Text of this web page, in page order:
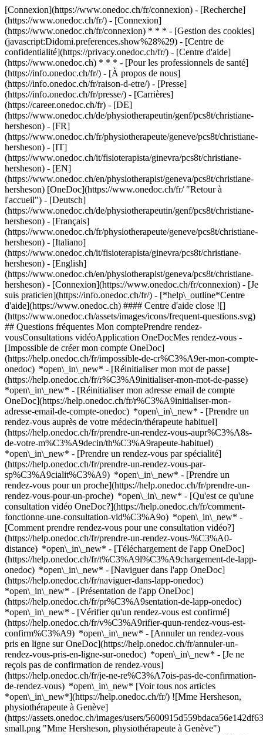
[Connexion](https://www.onedoc.ch/fr/connexion) - [Recherche]
(https://www.onedoc.ch/fr/) - [Connexion]
(https://www.onedoc.ch/fr/connexion) * * * - [Gestion des cookies]
(javascript:Didomi.preferences.show%28%29) - [Centre de
confidentialité](https://privacy.onedoc.ch/fr/) - [Centre d'aide]
(https://www.onedoc.ch) * * * - [Pour les professionnels de santé]
(https://info.onedoc.ch/fr/) - [À propos de nous]
(https://info.onedoc.ch/fr/raison-d-etre/) - [Presse]
(https://info.onedoc.ch/fr/presse/) - [Carrières]
(https://career.onedoc.ch/fr) - [DE]
(https://www.onedoc.ch/de/physiotherapeutin/genf/pcs8t/christiane-
hersheson) - [FR]
(https://www.onedoc.ch/fr/physiotherapeute/geneve/pcs8t/christiane-
hersheson) - [IT]
(https://www.onedoc.ch/it/fisioterapista/ginevra/pcs8t/christiane-
hersheson) - [EN]
(https://www.onedoc.ch/en/physiotherapist/geneva/pcs8t/christiane-
hersheson) [OneDoc](https://www.onedoc.ch/fr/ "Retour à
l'accueil") - [Deutsch]
(https://www.onedoc.ch/de/physiotherapeutin/genf/pcs8t/christiane-
hersheson) - [Français]
(https://www.onedoc.ch/fr/physiotherapeute/geneve/pcs8t/christiane-
hersheson) - [Italiano]
(https://www.onedoc.ch/it/fisioterapista/ginevra/pcs8t/christiane-
hersheson) - [English]
(https://www.onedoc.ch/en/physiotherapist/geneva/pcs8t/christiane-
hersheson) - [Connexion](https://www.onedoc.ch/fr/connexion) - [Je
suis praticien](https://info.onedoc.ch/fr/) - [*help\_outline*Centre
d'aide](https://www.onedoc.ch) #### Centre d'aide close ![]
(https://www.onedoc.ch/assets/images/icons/frequent-questions.svg)
## Questions fréquentes Mon comptePrendre rendez-
vousConsultations vidéoApplication OneDocMes rendez-vous -
[Impossible de créer mon compte OneDoc]
(https://help.onedoc.ch/fr/impossible-de-cr%C3%A9er-mon-compte-
onedoc) *open\_in\_new* - [Réinitialiser mon mot de passe]
(https://help.onedoc.ch/fr/r%C3%A9initialiser-mon-mot-de-passe)
*open\_in\_new* - [Réinitialiser mon adresse email de compte
OneDoc](https://help.onedoc.ch/fr/r%C3%A9initialiser-mon-
adresse-email-de-compte-onedoc) *open\_in\_new* - [Prendre un
rendez-vous auprès de votre médecin/thérapeute habituel]
(https://help.onedoc.ch/fr/prendre-un-rendez-vous-aupr%C3%A8s-
de-votre-m%C3%A9decin/th%C3%A9rapeute-habituel)
*open\_in\_new* - [Prendre un rendez-vous par spécialité]
(https://help.onedoc.ch/fr/prendre-un-rendez-vous-par-
sp%C3%A9cialit%C3%A9) *open\_in\_new* - [Prendre un
rendez-vous pour un proche](https://help.onedoc.ch/fr/prendre-un-
rendez-vous-pour-un-proche) *open\_in\_new* - [Qu'est ce qu'une
consultation vidéo OneDoc?](https://help.onedoc.ch/fr/comment-
fonctionne-une-consultation-vid%C3%A9o) *open\_in\_new* -
[Comment prendre rendez-vous pour une consultation vidéo?]
(https://help.onedoc.ch/fr/prendre-un-rendez-vous-%C3%A0-
distance) *open\_in\_new* - [Téléchargement de l'app OneDoc]
(https://help.onedoc.ch/fr/t%C3%A9l%C3%A9chargement-de-lapp-
onedoc) *open\_in\_new* - [Naviguer dans l'app OneDoc]
(https://help.onedoc.ch/fr/naviguer-dans-lapp-onedoc)
*open\_in\_new* - [Présentation de l'app OneDoc]
(https://help.onedoc.ch/fr/pr%C3%A9sentation-de-lapp-onedoc)
*open\_in\_new* - [Vérifier qu'un rendez-vous est confirmé]
(https://help.onedoc.ch/fr/v%C3%A9rifier-quun-rendez-vous-est-
confirm%C3%A9) *open\_in\_new* - [Annuler un rendez-vous
pris en ligne sur OneDoc](https://help.onedoc.ch/fr/annuler-un-
rendez-vous-pris-en-ligne-sur-onedoc) *open\_in\_new* - [Je ne
reçois pas de confirmation de rendez-vous]
(https://help.onedoc.ch/fr/je-ne-re%C3%A7ois-pas-de-confirmation-
de-rendez-vous) *open\_in\_new* [Voir tous nos articles
*open\_in\_new*](https://help.onedoc.ch/fr/) ![Mme Hersheson,
physiothérapeute à Genève]
(https://assets.onedoc.ch/images/users/
small.png "Mme Hersheson, physiothérapeute à Genève")